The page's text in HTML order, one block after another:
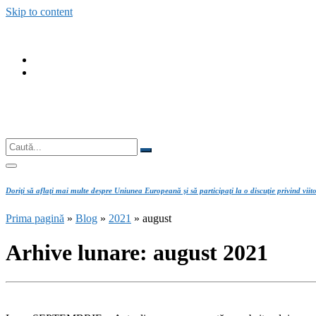
Skip to content
Căutare
Caută...
Doriţi să aflaţi mai multe despre Uniunea Europeană şi să participaţi la o discuţie privind
Prima pagină » Blog » 2021 » august
Arhive lunare: august 2021